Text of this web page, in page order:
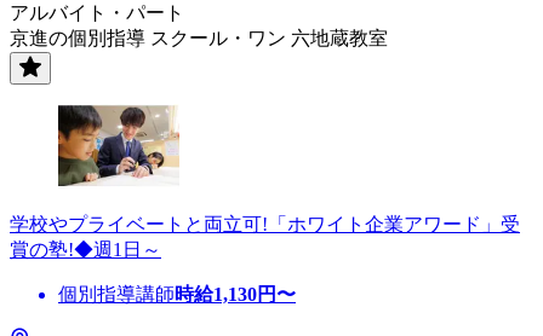
アルバイト・パート
京進の個別指導 スクール・ワン 六地蔵教室
学校やプライベートと両立可!「ホワイト企業アワード」受
賞の塾!◆週1日～
個別指導講師時給1,130円〜